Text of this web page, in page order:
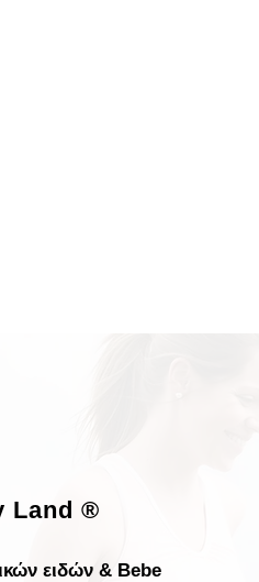
Land®
ειδών & Bebe